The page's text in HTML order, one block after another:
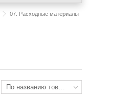
07. Расходные материалы
По названию товара: от Я до А